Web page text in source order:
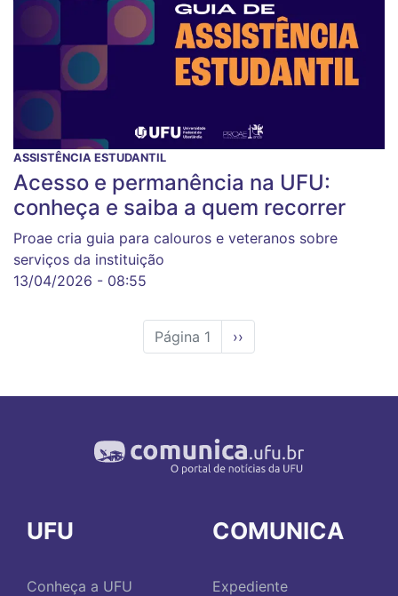
ASSISTÊNCIA ESTUDANTIL
Acesso e permanência na UFU:
conheça e saiba a quem recorrer
Proae cria guia para calouros e veteranos sobre
serviços da instituição
13/04/2026 - 08:55
Página 1
Próxima
página
››
UFU
Conheça a UFU
COMUNICA
Expediente